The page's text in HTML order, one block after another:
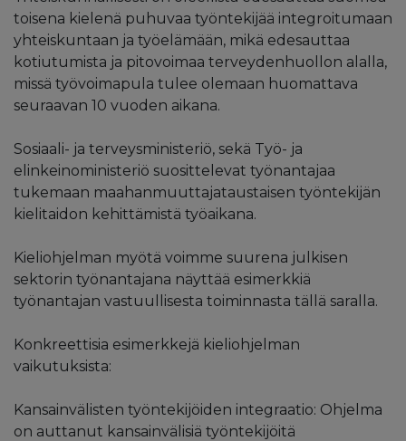
toisena kielenä puhuvaa työntekijää integroitumaan
yhteiskuntaan ja työelämään, mikä edesauttaa
kotiutumista ja pitovoimaa terveydenhuollon alalla,
missä työvoimapula tulee olemaan huomattava
seuraavan 10 vuoden aikana.
Sosiaali- ja terveysministeriö, sekä Työ- ja
elinkeinoministeriö suosittelevat työnantajaa
tukemaan maahanmuuttajataustaisen työntekijän
kielitaidon kehittämistä työaikana.
Kieliohjelman myötä voimme suurena julkisen
sektorin työnantajana näyttää esimerkkiä
työnantajan vastuullisesta toiminnasta tällä saralla.
Konkreettisia esimerkkejä kieliohjelman
vaikutuksista:
Kansainvälisten työntekijöiden integraatio: Ohjelma
on auttanut kansainvälisiä työntekijöitä